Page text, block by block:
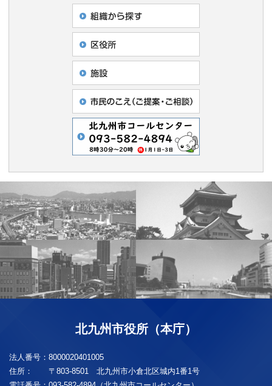
北九州市役所（本庁）
法人番号： 8000020401005
住所：
〒803-8501 北九州市小倉北区城内1番1号